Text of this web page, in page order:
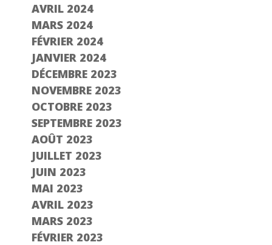
AVRIL 2024
MARS 2024
FÉVRIER 2024
JANVIER 2024
DÉCEMBRE 2023
NOVEMBRE 2023
OCTOBRE 2023
SEPTEMBRE 2023
AOÛT 2023
JUILLET 2023
JUIN 2023
MAI 2023
AVRIL 2023
MARS 2023
FÉVRIER 2023